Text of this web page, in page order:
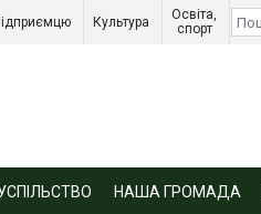
Культура
Освіта,
спорт
Діти
НАША ГРОМАДА